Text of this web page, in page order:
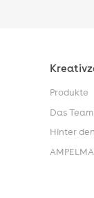
Produkte
Das Team
Hinter